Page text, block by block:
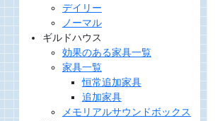
デイリー
ノーマル
ギルドハウス
効果のある家具一覧
家具一覧
恒常追加家具
追加家具
メモリアルサウンドボックス